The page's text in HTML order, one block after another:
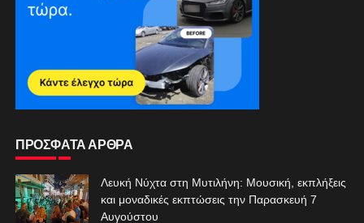
ΠΡΟΣΦΑΤΑ ΑΡΘΡΑ
Λευκή Νύχτα στη Μυτιλήνη: Μουσική, εκπλήξεις
και μοναδικές εκπτώσεις την Παρασκευή 7
Αυγούστου